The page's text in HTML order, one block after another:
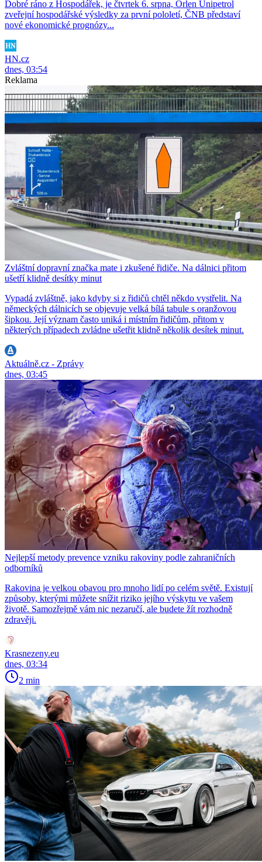
Dobré ráno z Hospodářek, je čtvrtek 6. srpna, Orlen Unipetrol
zveřejní hospodářské výsledky za první pololetí, ČNB představí
nové ekonomické prognózy...
HN.cz
dnes, 03:54
Reklama
Zvláštní dopravní značka mate i zkušené řidiče. Na dálnici přitom
ušetří klidně desítky minut
Vypadá zvláštně, jako kdyby si z řidičů chtěl někdo vystřelit. Na
německých dálnicích se objevuje velká bílá tabule s oranžovou
šipkou. Její význam často uniká i místním řidičům, přitom v
některých případech zvládne ušetřit klidně několik desítek minut.
Aktuálně.cz - Zprávy
dnes, 03:45
Nejlepší metody prevence vzniku rakoviny podle zahraničních
odborníků
Rakovina je velkou obavou pro mnoho lidí po celém světě. Existují
způsoby, kterými můžete snížit riziko jejího výskytu ve vašem
životě. Samozřejmě vám nic nezaručí, ale budete žít rozhodně
zdravěji.
Krasnezeny.eu
dnes, 03:34
2 min